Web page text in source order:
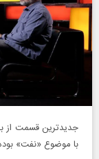
جدیدترین قسمت از
با موضوع «نفت»